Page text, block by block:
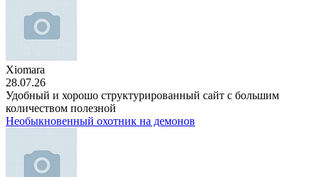
Xiomara
28.07.26
Удобный и хорошо структурированный сайт с большим
количеством полезной
Необыкновенный охотник на демонов